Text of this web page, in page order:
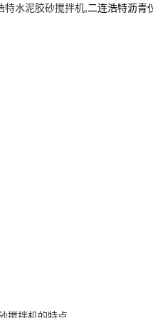
特水泥胶砂搅拌机,二连浩特沥青
搅拌机的特点